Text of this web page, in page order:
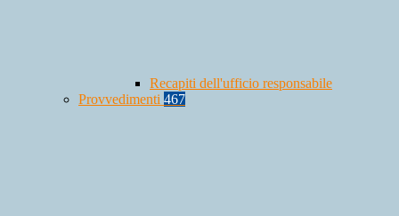
Recapiti dell'ufficio responsabile
Provvedimenti 467